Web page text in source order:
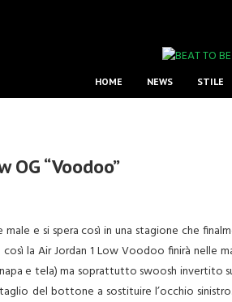
HOME NEWS STILE
“Voodoo”
e si spera così in una stagione che
la Air Jordan 1 Low Voodoo finirà nelle
e tela) ma soprattutto swoosh invertito
del bottone a sostituire l’occhio